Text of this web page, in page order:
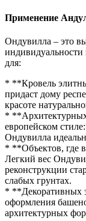
Применение
Ондувилла – это
для:
* **Кровель
придаст дому
красоте
*
европейском
Ондувилла
* **Объектов, где
Легкий вес
реконструкции
слабых грунтах.
* **Декоративных
оформления
архитектурных